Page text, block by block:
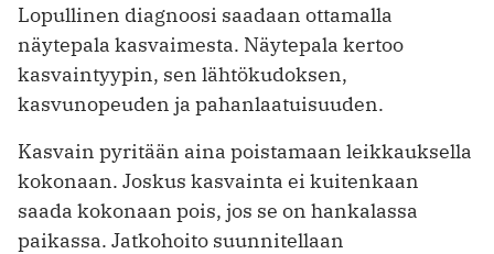
Lopullinen diagnoosi saadaan ottamalla
näytepala kasvaimesta. Näytepala kertoo
kasvaintyypin, sen lähtökudoksen,
kasvunopeuden ja pahanlaatuisuuden.
Kasvain pyritään aina poistamaan leikkauksella
kokonaan. Joskus kasvainta ei kuitenkaan
saada kokonaan pois, jos se on hankalassa
paikassa. Jatkohoito suunnitellaan